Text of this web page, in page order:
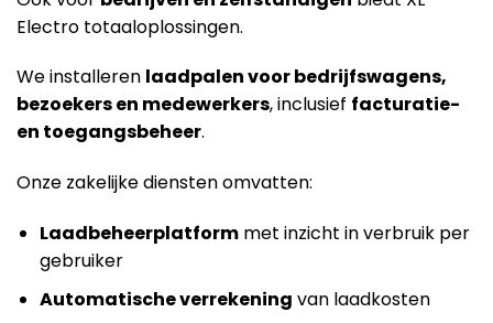
Electro totaaloplossingen.
We installeren laadpalen voor bedrijfswagens,
bezoekers en medewerkers, inclusief facturatie-
en toegangsbeheer.
Onze zakelijke diensten omvatten:
Laadbeheerplatformmet inzicht in verbruik per
gebruiker
Automatische verrekening van laadkosten